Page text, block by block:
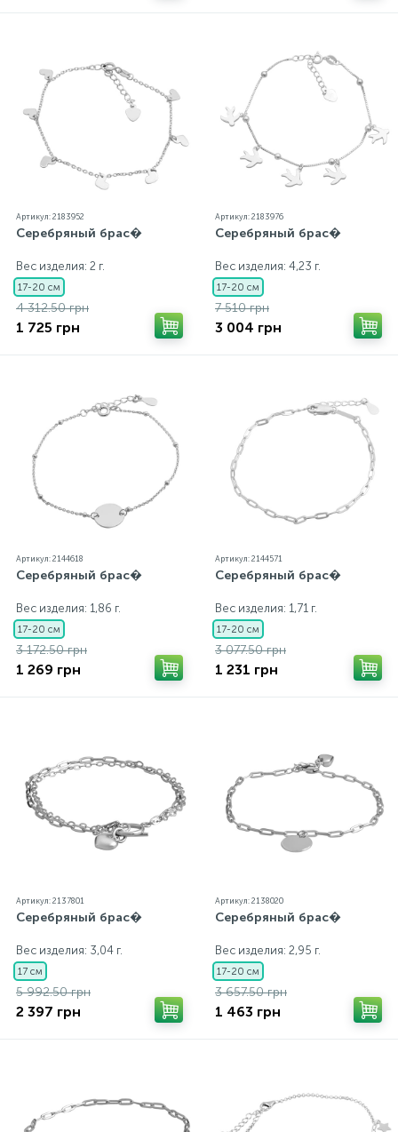
Артикул: 2183952
Серебряный брас�
Вес изделия: 2 г.
17-20 см
4 312.50 грн
1 725 грн
Артикул: 2183976
Серебряный брас�
Вес изделия: 4,23 г.
17-20 см
7 510 грн
3 004 грн
Артикул: 2144618
Серебряный брас�
Вес изделия: 1,86 г.
17-20 см
3 172.50 грн
1 269 грн
Артикул: 2144571
Серебряный брас�
Вес изделия: 1,71 г.
17-20 см
3 077.50 грн
1 231 грн
Артикул: 2137801
Серебряный брас�
Вес изделия: 3,04 г.
17 см
5 992.50 грн
2 397 грн
Артикул: 2138020
Серебряный брас�
Вес изделия: 2,95 г.
17-20 см
3 657.50 грн
1 463 грн